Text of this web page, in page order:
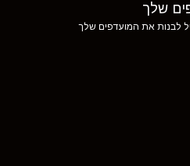
שלך
לבנות את המועדפים שלך